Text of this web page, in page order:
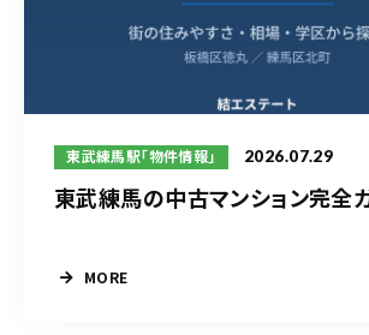
東武練馬駅「物件情報」 2026.07.29
東武練馬の中古マンション完全
MORE